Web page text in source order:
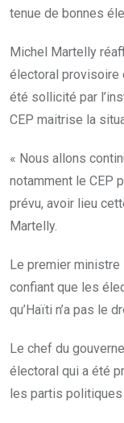
tenue de bonnes
Michel Martelly
électoral provisoire
été sollicité par
CEP maitrise la
« Nous allons
notamment le CEP
prévu, avoir lieu
Martelly.
Le premier ministre
confiant que les
qu’Haïti n’a pas le
Le chef du
électoral qui a été
les partis politiques